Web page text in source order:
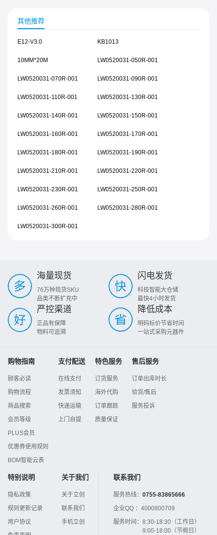
其他推荐
E12-V3.0 KB1013
10MM*20M LW0520031-050R-001
LW0520031-070R-001 LW0520031-090R-001
LW0520031-110R-001 LW0520031-130R-001
LW0520031-140R-001 LW0520031-150R-001
LW0520031-160R-001 LW0520031-170R-001
LW0520031-180R-001 LW0520031-190R-001
LW0520031-210R-001 LW0520031-220R-001
LW0520031-230R-001 LW0520031-250R-001
LW0520031-260R-001 LW0520031-280R-001
LW0520031-300R-001
海量现货
76万种现货SKU
品类不断扩充中
闪电发货
科技智能大仓储
最快4小时发货
严控渠道
正品有保障
物料可追溯
降低成本
明码标价节省时间
一站式采购元器件
购物指南
顾客必读
购物流程
商品搜索
会员等级
PLUS会员
优惠券使用规则
BOM智能云表
支付配送
在线支付
发票须知
快递运输
上门自提
特色服务
订货服务
海外代购
订单跟踪
质量保证
售后服务
订单出库时长
验货/售后
服务投诉
特别说明
隐私政策
规则更新记录
用户协议
关于我们
关于立创
联系我们
手机立创
联系我们
服务热线： 0755-83865666
企业QQ ： 4000800709
服务时间： 8:30-18:30（工作日）
9:00-18:00（节假日）